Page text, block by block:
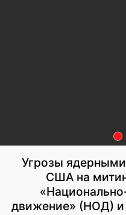
Угрозы
США на
движение» (НОД) и